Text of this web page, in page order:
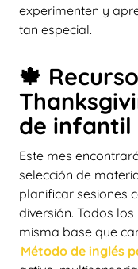
experimenten y
tan especial.
🍁
de infantil
Este mes
selección de
planificar sesiones
diversión. Todos
misma base que
Método de inglés